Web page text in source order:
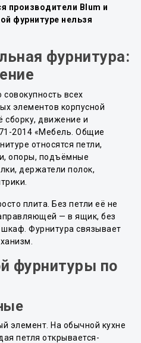
производители Blum и
фурнитуре нельзя
фурнитура:
всех
элементов корпусной
сборку, движение и
2014 «Мебель. Общие
относятся петли,
опоры, подъёмные
держатели полок,
плита. Без петли её не
— в ящик, без
Фурнитура связывает
фурнитуры по
элемент. На обычной кухне
петля открывается-